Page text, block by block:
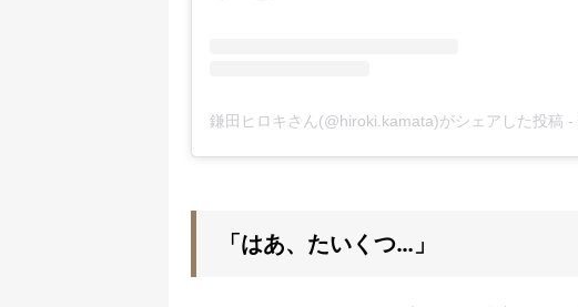
鎌田ヒロキさん(@hiroki.kamata)がシェアした投稿 -
「はあ、たいくつ…」